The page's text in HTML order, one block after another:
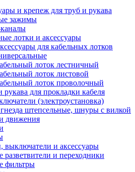
и крепеж для труб и рукава
зажимы
лотки и аксессуары
для кабельных лотков
лоток лестничный
лоток листовой
лоток проволочный
рукава для прокладки кабеля
(электроустановка)
штепсельные, шнуры с вилкой
движения
выключатели и аксессуары
разветвители и переходники
фильтры